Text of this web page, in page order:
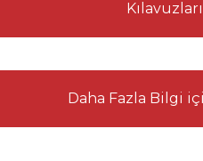
Daha Fazla Bilgi